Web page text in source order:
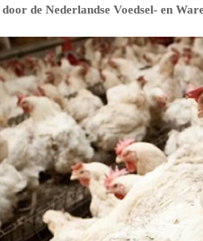
door de Nederlandse Voedsel- en